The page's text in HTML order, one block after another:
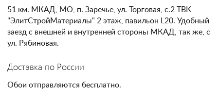
51 км. МКАД, МО, п. Заречье, ул. Торговая, с.2 ТВК
"ЭлитСтройМатериалы" 2 этаж, павильон L20. Удобный
заезд с внешней и внутренней стороны МКАД, так же, с
ул. Рябиновая.
Доставка по России
Обои отправляются бесплатно.